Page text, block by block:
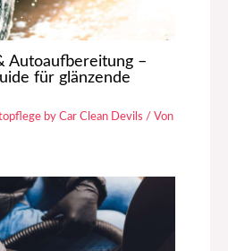
Autoaufbereitung –
für glänzende
by Car Clean Devils / Von